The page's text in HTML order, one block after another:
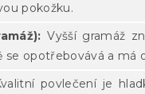
pokožku.
Vyšší gramáž
se opotřebovává a má
povlečení je